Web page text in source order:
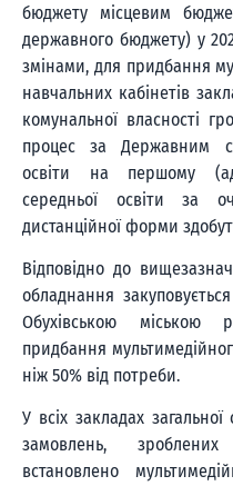
бюджету місцевим
державного бюджету) у
змінами, для придбання
навчальних кабінетів
комунальної власності
процес за Державним
освіти на першому
середньої освіти за
дистанційної форми
Відповідно до
обладнання
Обухівською міською
придбання
ніж 50% від потреби.
У всіх закладах загальної
замовлень, зроблених
встановлено